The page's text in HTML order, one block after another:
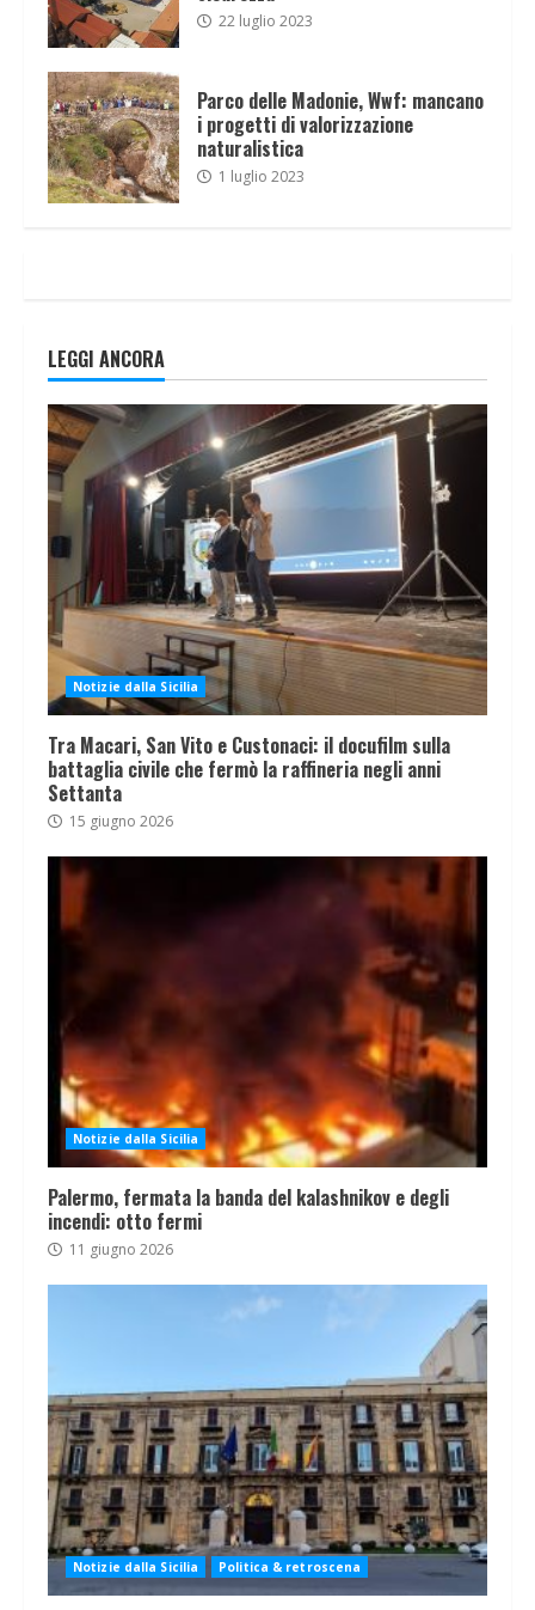
22 luglio 2023
Parco delle Madonie, Wwf: mancano
i progetti di valorizzazione
naturalistica
1 luglio 2023
LEGGI ANCORA
Notizie dalla Sicilia
Tra Macari, San Vito e Custonaci: il docufilm sulla
battaglia civile che fermò la raffineria negli anni
Settanta
15 giugno 2026
Notizie dalla Sicilia
Palermo, fermata la banda del kalashnikov e degli
incendi: otto fermi
11 giugno 2026
Notizie dalla Sicilia Politica & retroscena